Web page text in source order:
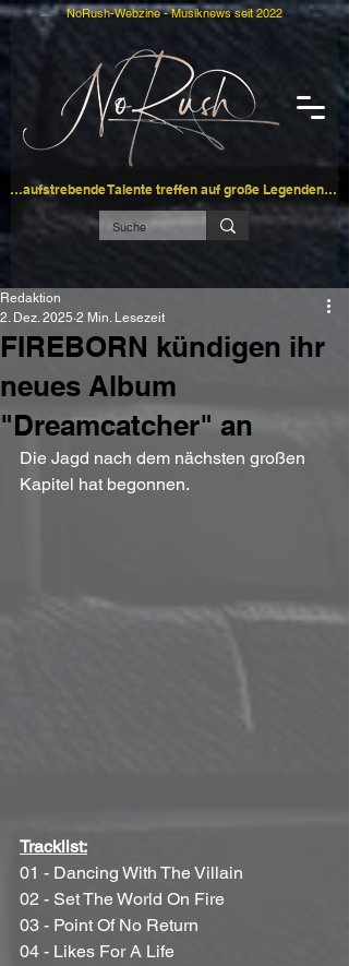
…aufstrebende Talente treffen auf große Legenden…
NoRush-Webzine - Musiknews seit 2022
FIREBORN kündigen ihr
neues Album
"Dreamcatcher" an
Redaktion
2. Dez. 2025 2 Min. Lesezeit
Die Jagd nach dem nächsten großen
Kapitel hat begonnen.
Tracklist:
01 - Dancing With The Villain
02 - Set The World On Fire
03 - Point Of No Return
04 - Likes For A Life